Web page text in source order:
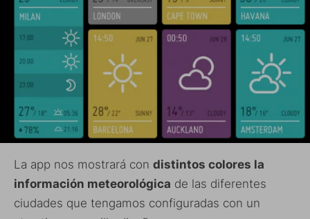
La app nos mostrará con distintos colores la
información meteorológica de las diferentes
ciudades que tengamos configuradas con un